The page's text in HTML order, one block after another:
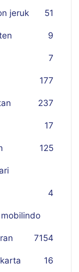
jeruk 51
9
7
177
237
17
125
4
154
7
16